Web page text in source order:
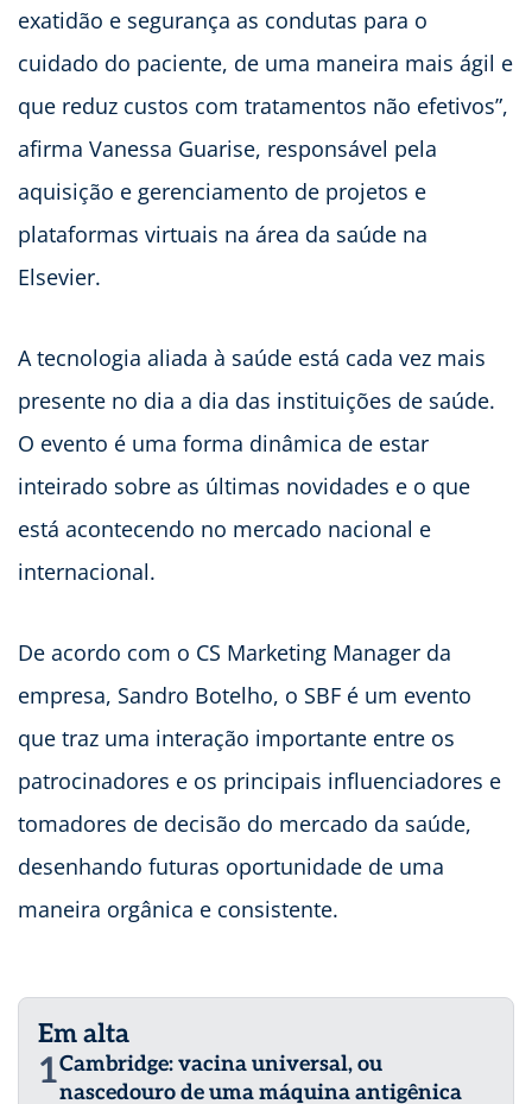
exatidão e segurança as condutas para o
cuidado do paciente, de uma maneira mais ágil e
que reduz custos com tratamentos não efetivos”,
afirma Vanessa Guarise, responsável pela
aquisição e gerenciamento de projetos e
plataformas virtuais na área da saúde na
Elsevier.
A tecnologia aliada à saúde está cada vez mais
presente no dia a dia das instituições de saúde.
O evento é uma forma dinâmica de estar
inteirado sobre as últimas novidades e o que
está acontecendo no mercado nacional e
internacional.
De acordo com o CS Marketing Manager da
empresa, Sandro Botelho, o SBF é um evento
que traz uma interação importante entre os
patrocinadores e os principais influenciadores e
tomadores de decisão do mercado da saúde,
desenhando futuras oportunidade de uma
maneira orgânica e consistente.
Em alta
1Cambridge: vacina universal, ou
nascedouro de uma máquina antigênica